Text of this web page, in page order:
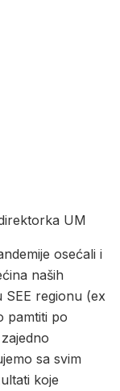
UM
osećali i
naših
SEE regionu (ex
pamtiti po
sa svim
koje